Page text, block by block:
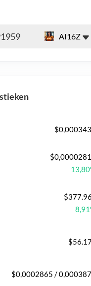
$0,0002865 /